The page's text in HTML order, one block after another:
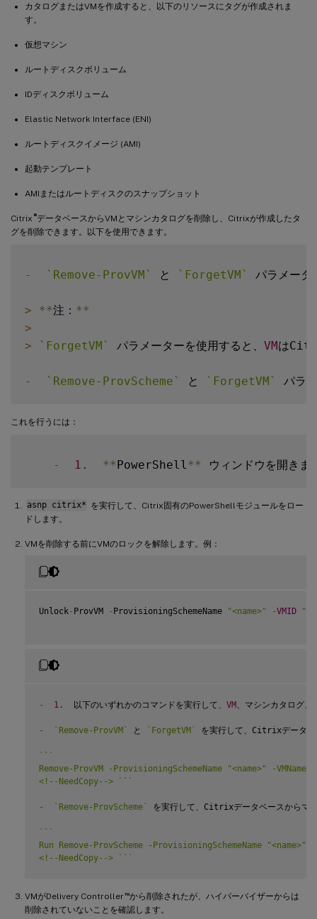
カタログまたはVMを作成すると、以下のリソースにタグが作成されま
す。
仮想マシン
ルートディスクボリューム
IDディスクボリューム
Elastic Network Interface (ENI)
ルートディスクイメージ (AMI)
起動テンプレート
AMIまたはルートディスクのスナップショット
Citrix ®データベースからVMとマシンカタログを削除し、Citrixが作成したタ
グを削除できます。以下を使用できます。
- ` Remove-ProvVM` と ` ForgetVM` パラメータ
> **注： **
>
>
` ForgetVM` パラメーターを使用すると、 VMは
- ` Remove-ProvScheme` と ` ForgetVM`
これを行うには：
- 1. **PowerShell **
asnp citrix* を実行して、Citrix固有のPowerShellモジュールをロー
ドします。
VMを削除する前にVMのロックを解除します。例：
Unlock- ProvVM - ProvisioningSchemeName "<name>" -VMID
- 1.
  以下のいずれかのコマンドを実行して、
VM 、マシンカタログ
- ` Remove-ProvVM` と ` ForgetVM` を実行して、Citrixデータベ
` ` `
Remove-ProvVM -ProvisioningSchemeName "<name>" -VMName
<!--NeedCopy-->
` ` `
- ` Remove-ProvScheme` を実行して、Citrixデータベースからマ
` ` `
Run Remove-ProvScheme -ProvisioningSchemeName "<name>"
<!--NeedCopy-->
` ` `
VMがDelivery Controller™から削除されたが、ハイパーバイザーからは
削除されていないことを確認します。